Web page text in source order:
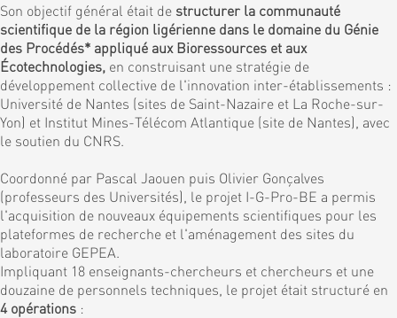
Son objectif général était de structurer la communauté
scientifique de la région ligérienne dans le domaine du Génie
des Procédés* appliqué aux Bioressources et aux
Écotechnologies, en construisant une stratégie de
développement collective de l'innovation inter-établissements :
Université de Nantes (sites de Saint-Nazaire et La Roche-sur-
Yon) et Institut Mines-Télécom Atlantique (site de Nantes), avec
le soutien du CNRS.
Coordonné par Pascal Jaouen puis Olivier Gonçalves
(professeurs des Universités), le projet I-G-Pro-BE a permis
l'acquisition de nouveaux équipements scientifiques pour les
plateformes de recherche et l'aménagement des sites du
laboratoire GEPEA.
Impliquant 18 enseignants-chercheurs et chercheurs et une
douzaine de personnels techniques, le projet était structuré en
4 opérations :